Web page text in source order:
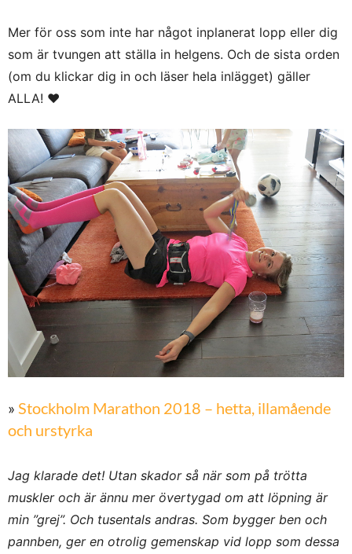
Mer för oss som inte har något inplanerat lopp eller dig
som är tvungen att ställa in helgens. Och de sista orden
(om du klickar dig in och läser hela inlägget) gäller
ALLA! ♥
» Stockholm Marathon 2018 – hetta, illamående
och urstyrka
Jag klarade det! Utan skador så när som på trötta
muskler och är ännu mer övertygad om att löpning är
min ”grej”. Och tusentals andras. Som bygger ben och
pannben, ger en otrolig gemenskap vid lopp som dessa